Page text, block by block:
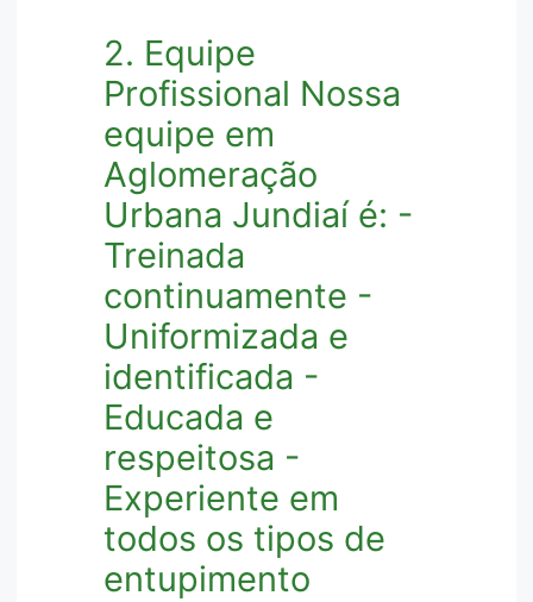
2. Equipe
Profissional Nossa
equipe em
Aglomeração
Urbana Jundiaí é: -
Treinada
continuamente -
Uniformizada e
identificada -
Educada e
respeitosa -
Experiente em
todos os tipos de
entupimento